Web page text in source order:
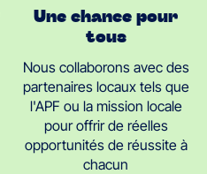
Une chance pour
tous
Nous collaborons avec des
partenaires locaux tels que
l'APF ou la mission locale
pour offrir de réelles
opportunités de réussite à
chacun